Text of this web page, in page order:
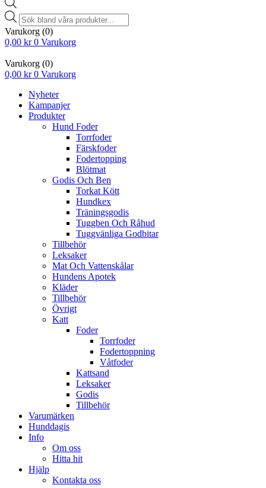
Products
search
Varukorg (0)
0,00 kr 0 Varukorg
Varukorg (0)
0,00 kr 0 Varukorg
Nyheter
Kampanjer
Produkter
Hund Foder
Torrfoder
Färskfoder
Fodertopping
Blötmat
Godis Och Ben
Torkat Kött
Hundkex
Träningsgodis
Tuggben Och Råhud
Tuggvänliga Godbitar
Tillbehör
Leksaker
Mat Och Vattenskålar
Hundens Apotek
Kläder
Tillbehör
Övrigt
Katt
Foder
Torrfoder
Fodertoppning
Våtfoder
Kattsand
Leksaker
Godis
Tillbehör
Varumärken
Hunddagis
Info
Om oss
Hitta hit
Hjälp
Kontakta oss